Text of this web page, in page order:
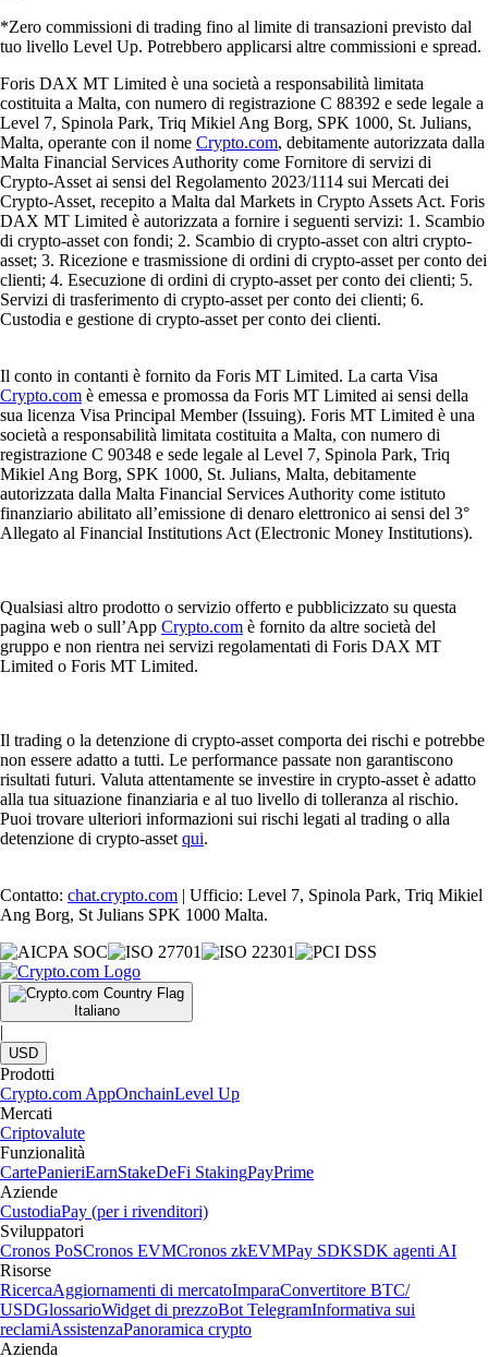
*Zero commissioni di trading fino al limite di transazioni previsto dal
tuo livello Level Up. Potrebbero applicarsi altre commissioni e spread.
Foris DAX MT Limited è una società a responsabilità limitata
costituita a Malta, con numero di registrazione C 88392 e sede legale a
Level 7, Spinola Park, Triq Mikiel Ang Borg, SPK 1000, St. Julians,
Malta, operante con il nome Crypto.com, debitamente autorizzata dalla
Malta Financial Services Authority come Fornitore di servizi di
Crypto-Asset ai sensi del Regolamento 2023/1114 sui Mercati dei
Crypto-Asset, recepito a Malta dal Markets in Crypto Assets Act. Foris
DAX MT Limited è autorizzata a fornire i seguenti servizi: 1. Scambio
di crypto-asset con fondi; 2. Scambio di crypto-asset con altri crypto-
asset; 3. Ricezione e trasmissione di ordini di crypto-asset per conto dei
clienti; 4. Esecuzione di ordini di crypto-asset per conto dei clienti; 5.
Servizi di trasferimento di crypto-asset per conto dei clienti; 6.
Custodia e gestione di crypto-asset per conto dei clienti.
Il conto in contanti è fornito da Foris MT Limited. La carta Visa
Crypto.com è emessa e promossa da Foris MT Limited ai sensi della
sua licenza Visa Principal Member (Issuing). Foris MT Limited è una
società a responsabilità limitata costituita a Malta, con numero di
registrazione C 90348 e sede legale al Level 7, Spinola Park, Triq
Mikiel Ang Borg, SPK 1000, St. Julians, Malta, debitamente
autorizzata dalla Malta Financial Services Authority come istituto
finanziario abilitato all’emissione di denaro elettronico ai sensi del 3°
Allegato al Financial Institutions Act (Electronic Money Institutions).
Qualsiasi altro prodotto o servizio offerto e pubblicizzato su questa
pagina web o sull’App Crypto.com è fornito da altre società del
gruppo e non rientra nei servizi regolamentati di Foris DAX MT
Limited o Foris MT Limited.
Il trading o la detenzione di crypto-asset comporta dei rischi e potrebbe
non essere adatto a tutti. Le performance passate non garantiscono
risultati futuri. Valuta attentamente se investire in crypto-asset è adatto
alla tua situazione finanziaria e al tuo livello di tolleranza al rischio.
Puoi trovare ulteriori informazioni sui rischi legati al trading o alla
detenzione di crypto-asset qui.
Contatto: chat.crypto.com | Ufficio: Level 7, Spinola Park, Triq Mikiel
Ang Borg, St Julians SPK 1000 Malta.
Italiano
|
USD
Prodotti
Crypto.com AppOnchainLevel Up
Mercati
Criptovalute
Funzionalità
CartePanieriEarnStakeDeFi StakingPayPrime
Aziende
CustodiaPay (per i rivenditori)
Sviluppatori
Cronos PoSCronos EVMCronos zkEVMPay SDKSDK agenti AI
Risorse
RicercaAggiornamenti di mercatoImparaConvertitore BTC/
USDGlossarioWidget di prezzoBot TelegramInformativa sui
reclamiAssistenzaPanoramica crypto
Azienda